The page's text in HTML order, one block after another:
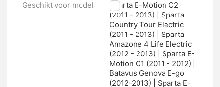
Geschikt voor model
Sparta E-Motion C2
(2011 - 2013) | Sparta
Country Tour Electric
(2011 - 2013) | Sparta
Amazone 4 Life Electric
(2012 - 2013) | Sparta E-
Motion C1 (2011 - 2012) |
Batavus Genova E-go
(2012-2013) | Sparta E-